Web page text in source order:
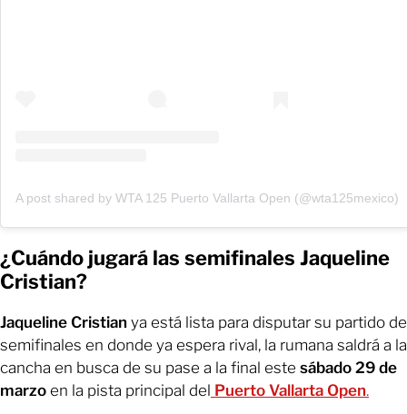
A post shared by WTA 125 Puerto Vallarta Open (@wta125mexico)
¿Cuándo jugará las semifinales Jaqueline
Cristian?
Jaqueline Cristian ya está lista para disputar su partido de
semifinales en donde ya espera rival, la rumana saldrá a la
cancha en busca de su pase a la final este sábado 29 de
marzo en la pista principal del Puerto Vallarta Open.